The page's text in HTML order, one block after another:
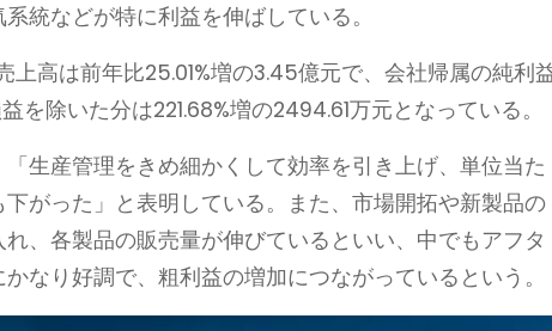
統などが特に利益を伸ばしている。
高は前年比25.01%増の3.45億元で、会社帰属の純利
を除いた分は221.68%増の2494.61万元となっている。
生産管理をきめ細かくして効率を引き上げ、単位当た
がった」と表明している。また、市場開拓や新製品の
、各製品の販売量が伸びているといい、中でもアフタ
なり好調で、粗利益の増加につながっているという。